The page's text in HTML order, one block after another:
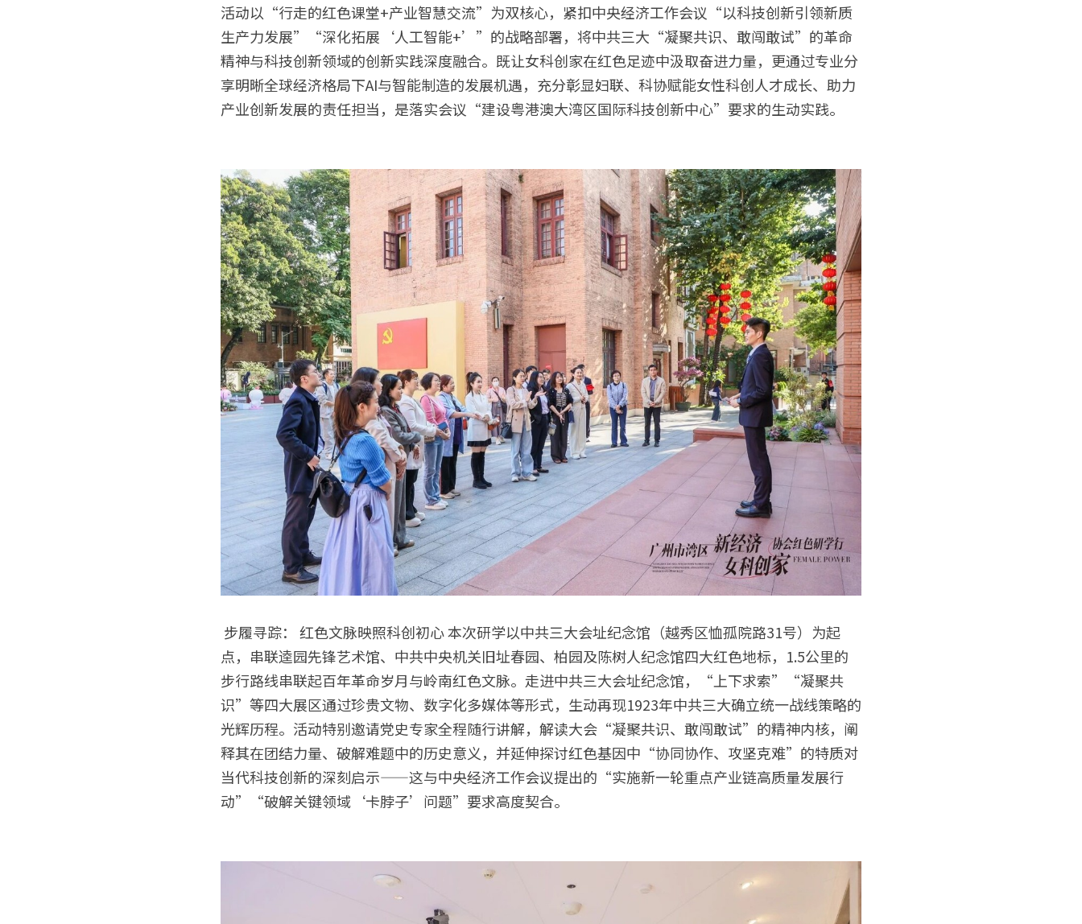
活动以“行走的红色课堂+产业智慧交流”为双核心，紧扣中央经济工作会议“以科技创新引领新质
生产力发展”“深化拓展‘人工智能+’”的战略部署，将中共三大“凝聚共识、敢闯敢试”的革命
精神与科技创新领域的创新实践深度融合。既让女科创家在红色足迹中汲取奋进力量，更通过专业分
享明晰全球经济格局下AI与智能制造的发展机遇，充分彰显妇联、科协赋能女性科创人才成长、助力
产业创新发展的责任担当，是落实会议“建设粤港澳大湾区国际科技创新中心”要求的生动实践。
点，串联逵园先锋艺术馆、中共中央机关旧址春园、柏园及陈树人纪念馆四大红色地标，1.5公里的
步行路线串联起百年革命岁月与岭南红色文脉。走进中共三大会址纪念馆，“上下求索”“凝聚共
识”等四大展区通过珍贵文物、数字化多媒体等形式，生动再现1923年中共三大确立统一战线策略的
光辉历程。活动特别邀请党史专家全程随行讲解，解读大会“凝聚共识、敢闯敢试”的精神内核，阐
释其在团结力量、破解难题中的历史意义，并延伸探讨红色基因中“协同协作、攻坚克难”的特质对
当代科技创新的深刻启示——这与中央经济工作会议提出的“实施新一轮重点产业链高质量发展行
动”“破解关键领域‘卡脖子’问题”要求高度契合。